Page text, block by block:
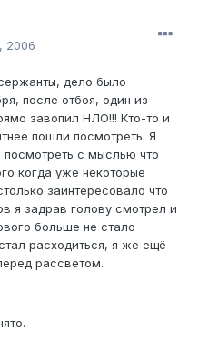
2006
дело было
после отбоя, один из
завопил НЛО!!! Кто-то и
пошли посмотреть. Я
с мыслью что
когда уже некоторые
заинтересовало что
я задрав голову смотрел и
больше не стало
расходиться, я же ещё
рассветом.